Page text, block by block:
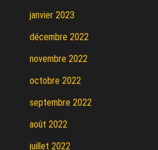
janvier 2023
décembre 2022
novembre 2022
octobre 2022
septembre 2022
août 2022
juillet 2022